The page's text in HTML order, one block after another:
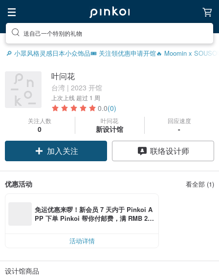
送自己一个特别的礼物
🔎 小眾风格灵感日本小众饰品🎟️ 关注領优惠申请开馆🔥 Moomin x
叶问花
台湾 | 2023 开馆
上次上线 超过 1 周
0.0(0)
关注人数
0
叶问花
新设计馆
回应速度
-
加入关注 联络设计师
优惠活动 看全部 (1)
免运优惠来啰！新会员 7 天内于 Pinkoi A
PP 下单 Pinkoi 帮你付邮费，满 RMB 25
活动详情
设计馆商品